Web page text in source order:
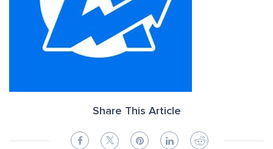
Share This Article